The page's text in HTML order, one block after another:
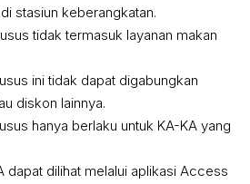
stasiun keberangkatan.
tidak termasuk layanan makan
ini tidak dapat digabungkan
diskon lainnya.
hanya berlaku untuk KA-KA yang
dapat dilihat melalui aplikasi Access